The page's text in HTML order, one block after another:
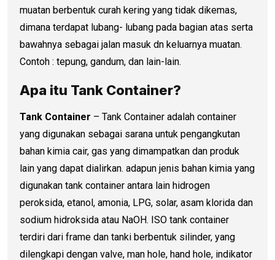
muatan berbentuk curah kering yang tidak dikemas,
dimana terdapat lubang- lubang pada bagian atas serta
bawahnya sebagai jalan masuk dn keluarnya muatan.
Contoh : tepung, gandum, dan lain-lain.
Apa itu Tank Container?
Tank Container – Tank Container adalah container
yang digunakan sebagai sarana untuk pengangkutan
bahan kimia cair, gas yang dimampatkan dan produk
lain yang dapat dialirkan. adapun jenis bahan kimia yang
digunakan tank container antara lain hidrogen
peroksida, etanol, amonia, LPG, solar, asam klorida dan
sodium hidroksida atau NaOH. ISO tank container
terdiri dari frame dan tanki berbentuk silinder, yang
dilengkapi dengan valve, man hole, hand hole, indikator